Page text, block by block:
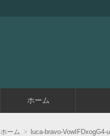
アラフィフ
『アラフィフエイト』は初
ホーム
ホーム luca-bravo-VowIFDxogG4-